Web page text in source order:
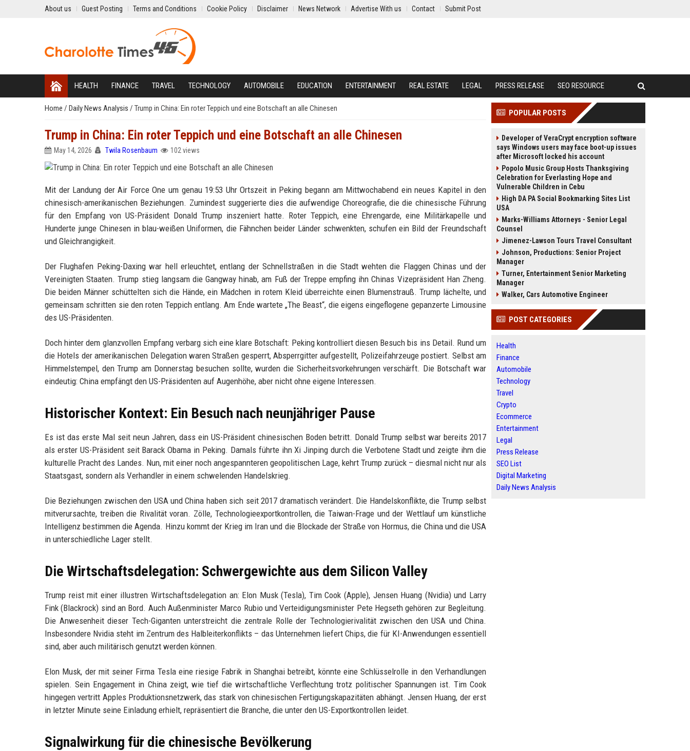
About us Guest Posting Terms and Conditions Cookie Policy Disclaimer News Network Advertise With us Contact Submit Post
HEALTH FINANCE TRAVEL TECHNOLOGY AUTOMOBILE EDUCATION ENTERTAINMENT REAL ESTATE LEGAL PRESS RELEASE SEO RESOURCE
Home / Daily News Analysis / Trump in China: Ein roter Teppich und eine Botschaft an alle Chinesen
Trump in China: Ein roter Teppich und eine Botschaft an alle Chinesen
May 14, 2026 Twila Rosenbaum 102 views
Mit der Landung der Air Force One um genau 19:53 Uhr Ortszeit in Peking begann am Mittwochabend ein neues Kapitel in den
chinesisch-amerikanischen Beziehungen. Zumindest suggerierte dies die aufwendige Choreografie, die die chinesische Führung
für den Empfang von US-Präsident Donald Trump inszeniert hatte. Roter Teppich, eine Ehrengarde, eine Militärkapelle und
Hunderte junge Chinesen in blau-weißen Uniformen, die Fähnchen beider Länder schwenkten, schufen ein Bild der Freundschaft
und Gleichrangigkeit.
Der Flughafen Peking-Daxing war hell erleuchtet, entlang der Schnellstraßen in die Stadt wehten die Flaggen Chinas und der
Vereinigten Staaten. Trump stieg langsam die Gangway hinab, am Fuß der Treppe empfing ihn Chinas Vizepräsident Han Zheng.
Die beiden Männer schüttelten sich die Hände, ein Mädchen in rotem Kleid überreichte einen Blumenstrauß. Trump lächelte, und
gemeinsam schritten sie den roten Teppich entlang. Am Ende wartete „The Beast“, die eigens eingeflogene gepanzerte Limousine
des US-Präsidenten.
Doch hinter dem glanzvollen Empfang verbarg sich eine klare Botschaft: Peking kontrolliert diesen Besuch bis ins Detail. Rund um
die Hotels der amerikanischen Delegation waren Straßen gesperrt, Absperrgitter aufgestellt, Polizeifahrzeuge postiert. Selbst am
Himmelstempel, den Trump am Donnerstag besuchen sollte, wurden die Sicherheitsvorkehrungen verschärft. Die Botschaft war
eindeutig: China empfängt den US-Präsidenten auf Augenhöhe, aber nicht ohne eigene Interessen.
Historischer Kontext: Ein Besuch nach neunjähriger Pause
Es ist das erste Mal seit neun Jahren, dass ein US-Präsident chinesischen Boden betritt. Donald Trump selbst war bereits 2017
als erster US-Präsident seit Barack Obama in Peking. Damals führte ihn Xi Jinping durch die Verbotene Stadt und zeigte ihm die
kulturelle Pracht des Landes. Nun, mit einer noch angespannteren geopolitischen Lage, kehrt Trump zurück – diesmal nicht nur als
Staatsgast, sondern als Verhandler in einem schwelenden Handelskrieg.
Die Beziehungen zwischen den USA und China haben sich seit 2017 dramatisch verändert. Die Handelskonflikte, die Trump selbst
mitverursachte, treiben die Rivalität voran. Zölle, Technologieexportkontrollen, die Taiwan-Frage und der Wettlauf um künstliche
Intelligenz bestimmen die Agenda. Hinzu kommt der Krieg im Iran und die Blockade der Straße von Hormus, die China und die USA
in unterschiedliche Lager stellt.
Die Wirtschaftsdelegation: Schwergewichte aus dem Silicon Valley
Trump reist mit einer illustren Wirtschaftsdelegation an: Elon Musk (Tesla), Tim Cook (Apple), Jensen Huang (Nvidia) und Larry
Fink (Blackrock) sind an Bord. Auch Außenminister Marco Rubio und Verteidigungsminister Pete Hegseth gehören zur Begleitung.
Die Anwesenheit dieser Tech-Giganten unterstreicht die zentrale Rolle der Technologierivalität zwischen den USA und China.
Insbesondere Nvidia steht im Zentrum des Halbleiterkonflikts – das Unternehmen liefert Chips, die für KI-Anwendungen essentiell
sind, aber auch militärisch genutzt werden können.
Elon Musk, der mit seiner Firma Tesla eine riesige Fabrik in Shanghai betreibt, könnte eine Schlüsselrolle in den Verhandlungen
spielen. Sein Engagement in China zeigt, wie tief die wirtschaftliche Verflechtung trotz politischer Spannungen ist. Tim Cook
hingegen vertritt Apples Produktionsnetzwerk, das stark von chinesischen Fertigungskapazitäten abhängt. Jensen Huang, der erst
in letzter Minute seine Einladung erhielt, repräsentiert die Branche, die unter den US-Exportkontrollen leidet.
Signalwirkung für die chinesische Bevölkerung
POPULAR POSTS
Developer of VeraCrypt encryption software
says Windows users may face boot-up issues
after Microsoft locked his account
Popolo Music Group Hosts Thanksgiving
Celebration for Everlasting Hope and
Vulnerable Children in Cebu
High DA PA Social Bookmarking Sites List
USA
Marks-Williams Attorneys - Senior Legal
Counsel
Jimenez-Lawson Tours Travel Consultant
Johnson, Productions: Senior Project
Manager
Turner, Entertainment Senior Marketing
Manager
Walker, Cars Automotive Engineer
POST CATEGORIES
Health
Finance
Automobile
Technology
Travel
Crypto
Ecommerce
Entertainment
Legal
Press Release
SEO List
Digital Marketing
Daily News Analysis